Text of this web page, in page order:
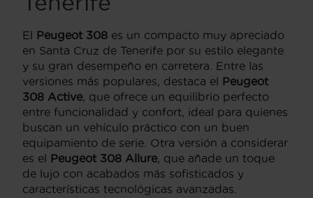
El Peugeot 308 es un compacto muy apreciado
en Santa Cruz de Tenerife por su estilo elegante
y su gran desempeño en carretera. Entre las
versiones más populares, destaca el Peugeot
308 Active, que ofrece un equilibrio perfecto
entre funcionalidad y confort, ideal para quienes
buscan un vehículo práctico con un buen
equipamiento de serie. Otra versión a considerar
es el Peugeot 308 Allure, que añade un toque
de lujo con acabados más sofisticados y
características tecnológicas avanzadas.